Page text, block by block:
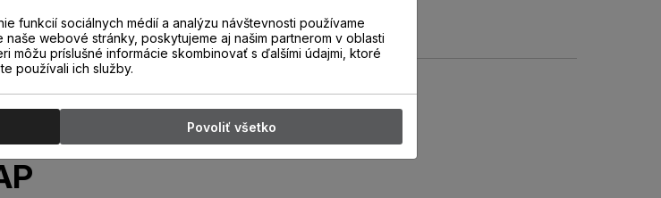
funkcií sociálnych médií a analýzu návštevnosti používame
webové stránky, poskytujeme aj našim partnerom v oblasti
môžu príslušné informácie skombinovať s ďalšími údajmi, ktoré
používali ich služby.
Povoliť všetko